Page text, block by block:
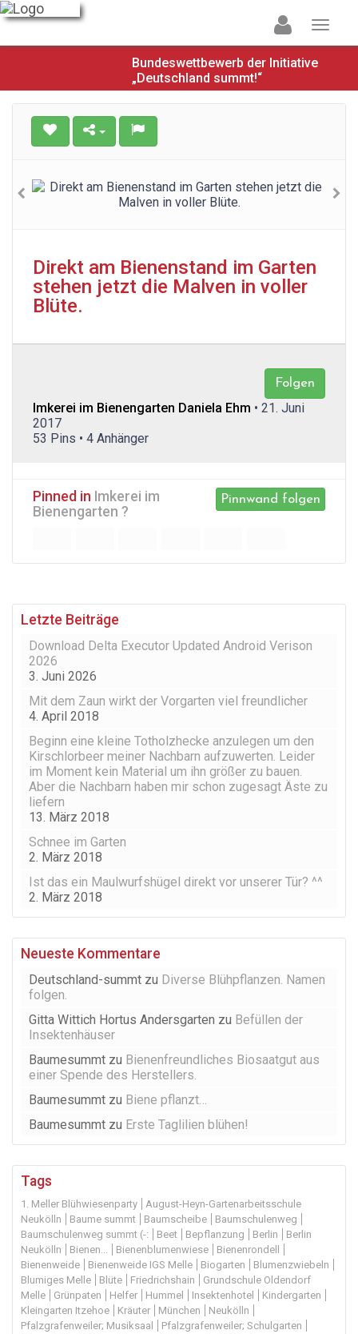
Bundeswettbewerb der Initiative
„Deutschland summt!“
Direkt am Bienenstand im Garten
stehen jetzt die Malven in voller
Blüte.
Folgen
Imkerei im Bienengarten Daniela Ehm • 21. Juni
2017
53 Pins • 4 Anhänger
Pinnwand folgen
Pinned in Imkerei im
Bienengarten ?
Letzte Beiträge
Download Delta Executor Updated Android Verison
2026
3. Juni 2026
Mit dem Zaun wirkt der Vorgarten viel freundlicher
4. April 2018
Beginn eine kleine Totholzhecke anzulegen um den
Kirschlorbeer meiner Nachbarn aufzuwerten. Leider
im Moment kein Material um ihn größer zu bauen.
Aber die Nachbarn haben mir schon zugesagt Äste zu
liefern
13. März 2018
Schnee im Garten
2. März 2018
Ist das ein Maulwurfshügel direkt vor unserer Tür? ^^
2. März 2018
Neueste Kommentare
Deutschland-summt zu Diverse Blühpflanzen. Namen
folgen.
Gitta Wittich Hortus Andersgarten zu Befüllen der
Insektenhäuser
Baumesummt zu Bienenfreundliches Biosaatgut aus
einer Spende des Herstellers.
Baumesummt zu Biene pflanzt…
Baumesummt zu Erste Taglilien blühen!
Tags
1. Meller Blühwiesenparty
August-Heyn-Gartenarbeitsschule
Neukölln
Baume summt Baumscheibe
Baumschulenweg
Baumschulenweg summt (-:
Beet Bepflanzung Berlin
Berlin
Neukölln
Bienen... Bienenblumenwiese
Bienenrondell
Bienenweide
Bienenweide IGS Melle Biogarten
Blumenzwiebeln
Blumiges Melle
Blüte Friedrichshain
Grundschule Oldendorf
Melle
Grünpaten Helfer Hummel Insektenhotel
Kindergarten
Kleingarten Itzehoe
Kräuter München
Neukölln
Pfalzgrafenweiler; Musiksaal
Pfalzgrafenweiler; Schulgarten